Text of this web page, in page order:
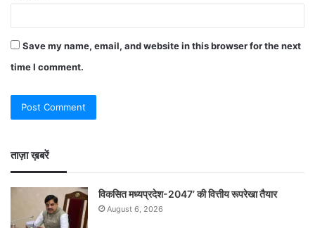
Save my name, email, and website in this browser for the next
time I comment.
ताज़ा ख़बरें
विकसित मध्यप्रदेश-2047’ की वित्तीय रूपरेखा तैयार
August 6, 2026